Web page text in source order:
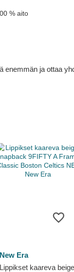
% aito
enemmän ja ottaa
New Era
Lippikset kaareva beige